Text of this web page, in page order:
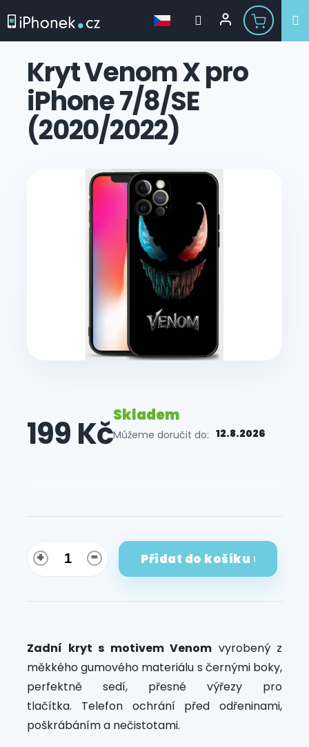
Kryt Venom X pro
iPhone 7/8/SE
(2020/2022)
199 KčSkladem
Můžeme doručit do: 12.8.2026
Přidat do košíku
Zadní kryt s motivem Venom vyrobený z
měkkého gumového materiálu s černými boky,
perfektně sedí, přesné výřezy pro
tlačítka. Telefon ochrání před odřeninami,
poškrábáním a nečistotami.